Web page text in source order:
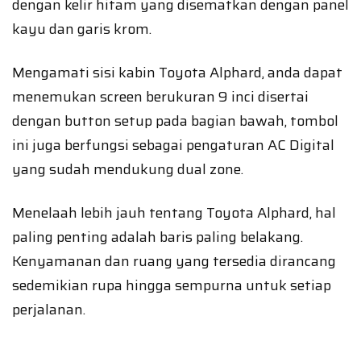
dengan kelir hitam yang disematkan dengan panel
kayu dan garis krom.
Mengamati sisi kabin Toyota Alphard, anda dapat
menemukan screen berukuran 9 inci disertai
dengan button setup pada bagian bawah, tombol
ini juga berfungsi sebagai pengaturan AC Digital
yang sudah mendukung dual zone.
Menelaah lebih jauh tentang Toyota Alphard, hal
paling penting adalah baris paling belakang.
Kenyamanan dan ruang yang tersedia dirancang
sedemikian rupa hingga sempurna untuk setiap
perjalanan.